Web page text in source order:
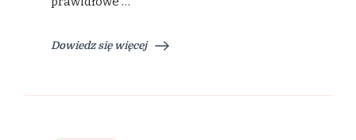
Dowiedz się więcej